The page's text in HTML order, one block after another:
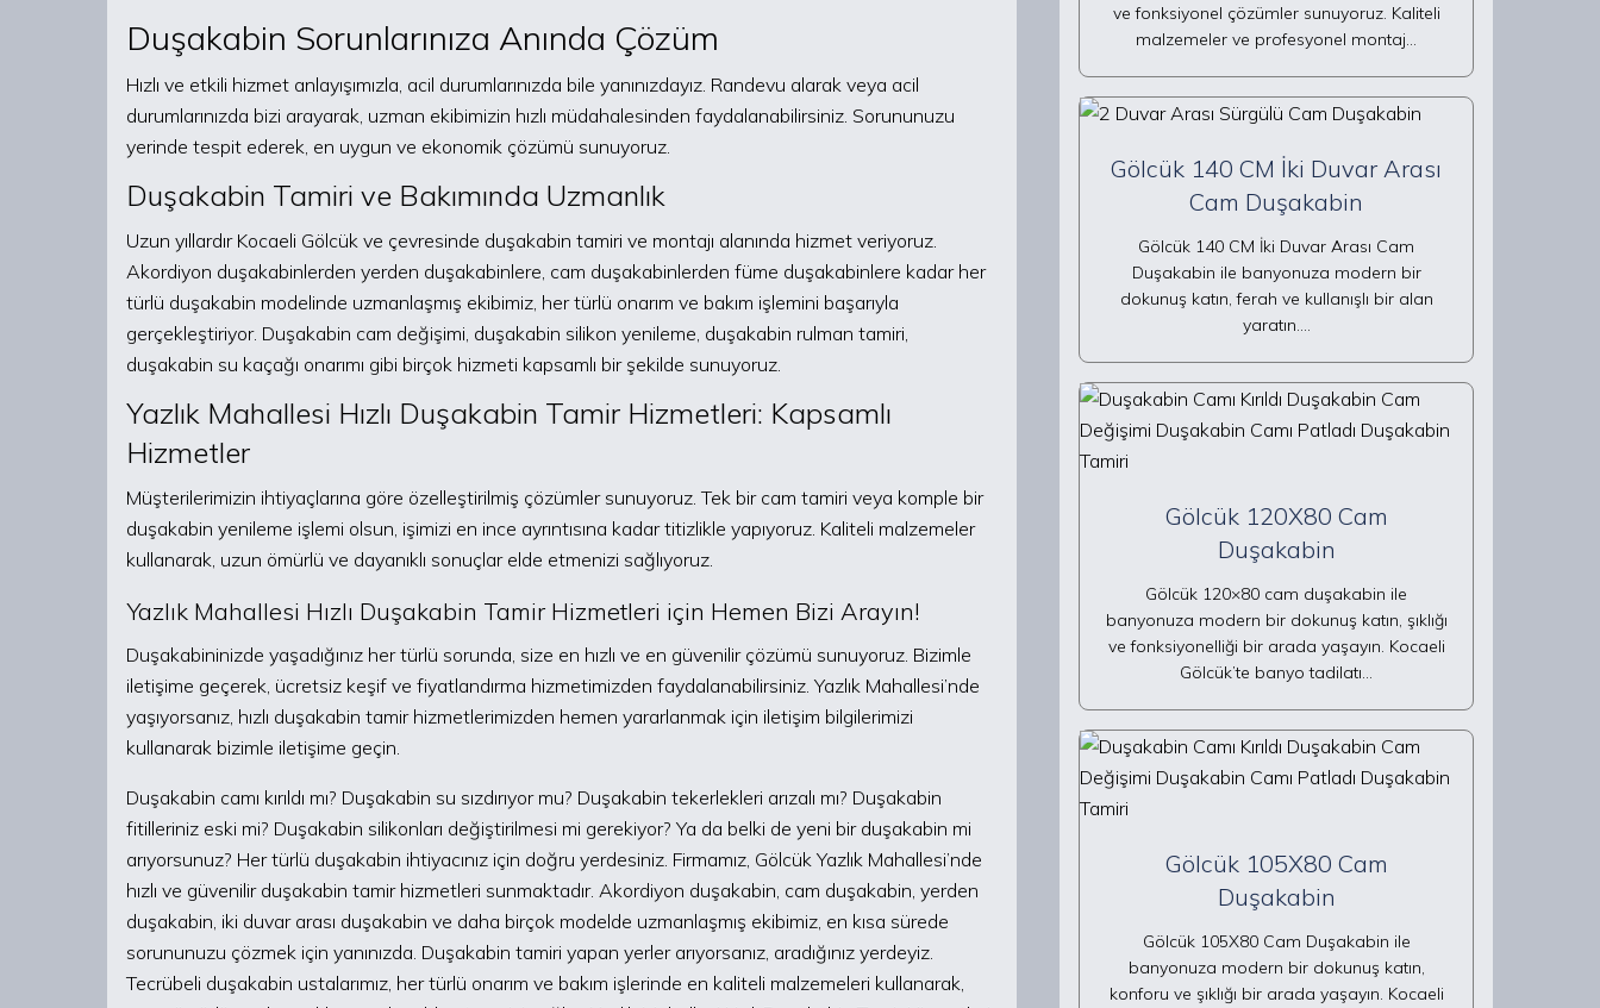
Duşakabin Sorunlarınıza Anında Çözüm
Hızlı ve etkili hizmet anlayışımızla, acil durumlarınızda bile yanınızdayız. Randevu alarak veya acil
durumlarınızda bizi arayarak, uzman ekibimizin hızlı müdahalesinden faydalanabilirsiniz. Sorununuzu
yerinde tespit ederek, en uygun ve ekonomik çözümü sunuyoruz.
Duşakabin Tamiri ve Bakımında Uzmanlık
Uzun yıllardır Kocaeli Gölcük ve çevresinde duşakabin tamiri ve montajı alanında hizmet veriyoruz.
Akordiyon duşakabinlerden yerden duşakabinlere, cam duşakabinlerden füme duşakabinlere kadar her
türlü duşakabin modelinde uzmanlaşmış ekibimiz, her türlü onarım ve bakım işlemini başarıyla
gerçekleştiriyor. Duşakabin cam değişimi, duşakabin silikon yenileme, duşakabin rulman tamiri,
duşakabin su kaçağı onarımı gibi birçok hizmeti kapsamlı bir şekilde sunuyoruz.
Yazlık Mahallesi Hızlı Duşakabin Tamir Hizmetleri: Kapsamlı
Hizmetler
Müşterilerimizin ihtiyaçlarına göre özelleştirilmiş çözümler sunuyoruz. Tek bir cam tamiri veya komple bir
duşakabin yenileme işlemi olsun, işimizi en ince ayrıntısına kadar titizlikle yapıyoruz. Kaliteli malzemeler
kullanarak, uzun ömürlü ve dayanıklı sonuçlar elde etmenizi sağlıyoruz.
Yazlık Mahallesi Hızlı Duşakabin Tamir Hizmetleri için Hemen Bizi Arayın!
Duşakabininizde yaşadığınız her türlü sorunda, size en hızlı ve en güvenilir çözümü sunuyoruz. Bizimle
iletişime geçerek, ücretsiz keşif ve fiyatlandırma hizmetimizden faydalanabilirsiniz. Yazlık Mahallesi’nde
yaşıyorsanız, hızlı duşakabin tamir hizmetlerimizden hemen yararlanmak için iletişim bilgilerimizi
kullanarak bizimle iletişime geçin.
Duşakabin camı kırıldı mı? Duşakabin su sızdırıyor mu? Duşakabin tekerlekleri arızalı mı? Duşakabin
fitilleriniz eski mi? Duşakabin silikonları değiştirilmesi mi gerekiyor? Ya da belki de yeni bir duşakabin mi
arıyorsunuz? Her türlü duşakabin ihtiyacınız için doğru yerdesiniz. Firmamız, Gölcük Yazlık Mahallesi’nde
hızlı ve güvenilir duşakabin tamir hizmetleri sunmaktadır. Akordiyon duşakabin, cam duşakabin, yerden
duşakabin, iki duvar arası duşakabin ve daha birçok modelde uzmanlaşmış ekibimiz, en kısa sürede
sorununuzu çözmek için yanınızda. Duşakabin tamiri yapan yerler arıyorsanız, aradığınız yerdeyiz.
Tecrübeli duşakabin ustalarımız, her türlü onarım ve bakım işlerinde en kaliteli malzemeleri kullanarak,
ve fonksiyonel çözümler sunuyoruz. Kaliteli
malzemeler ve profesyonel montaj…
Gölcük 140 CM İki Duvar Arası
Cam Duşakabin
Gölcük 140 CM İki Duvar Arası Cam
Duşakabin ile banyonuza modern bir
dokunuş katın, ferah ve kullanışlı bir alan
yaratın.…
Gölcük 120X80 Cam
Duşakabin
Gölcük 120×80 cam duşakabin ile
banyonuza modern bir dokunuş katın, şıklığı
ve fonksiyonelliği bir arada yaşayın. Kocaeli
Gölcük’te banyo tadilatı…
Gölcük 105X80 Cam
Duşakabin
Gölcük 105X80 Cam Duşakabin ile
banyonuza modern bir dokunuş katın,
konforu ve şıklığı bir arada yaşayın. Kocaeli